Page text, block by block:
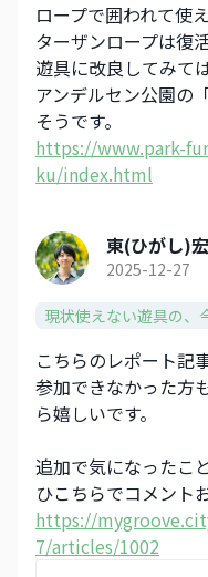
ロープで囲われて使
ターザンロープは復
遊具に改良してみて
アンデルセン公園の
そうです。
https://www.park-
ku/index.html
東(ひがし)
2025-12-27
現状使えない遊具の、
こちらのレポート記
参加できなかった方
ら嬉しいです。
追加で気になったこ
ひこちらでコメント
https://
7/articles/1002